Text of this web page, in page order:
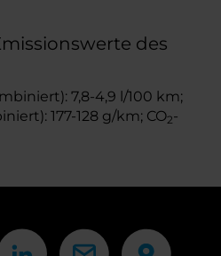
des
7,8-4,9 l/100 km;
177-128 g/km; CO2-